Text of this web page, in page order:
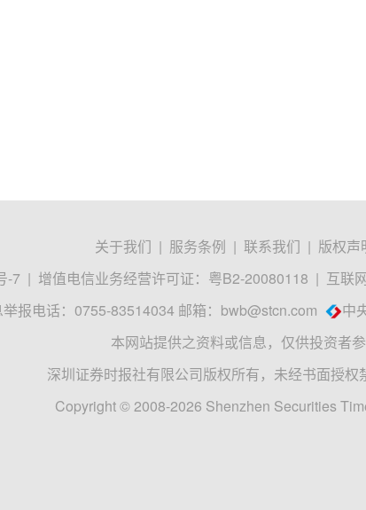
关于我们 | 服务条例 | 联系我们 | 版权声
-7 | 增值电信业务经营许可证：粤B2-20080118 | 互联
报电话：0755-83514034 邮箱： bwb@stcn.com 中
本网站提供之资料或信息，仅供投资者
深圳证券时报社有限公司版权所有，未经书面授权
Copyright © 2008-2026 Shenzhen Securities